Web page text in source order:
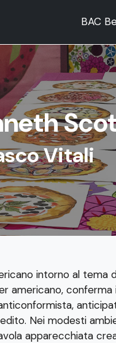
BAC
Vitali
intorno al tema
americano, conferma
Nei modesti
apparecchiata